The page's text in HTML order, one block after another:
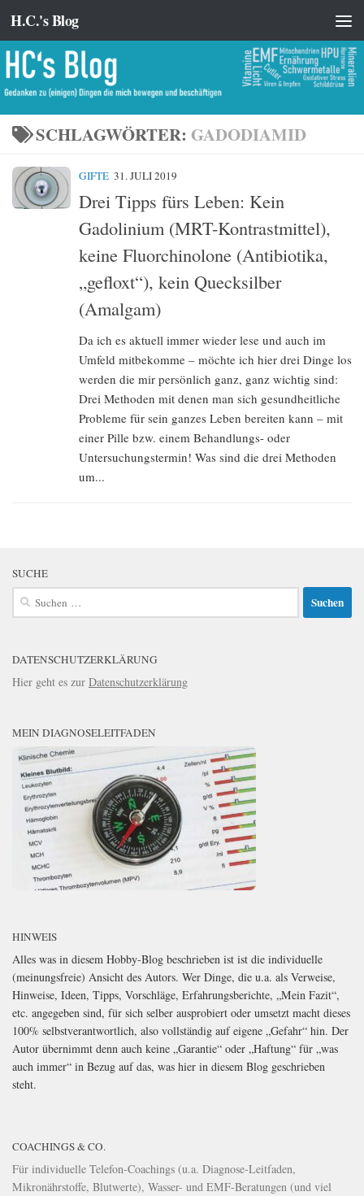
Zum Inhalt springen
H.C.'s Blog
SCHLAGWÖRTER: GADODIAMID
GIFTE 31. JULI 2019
Drei Tipps fürs Leben: Kein
Gadolinium (MRT-Kontrastmittel),
keine Fluorchinolone (Antibiotika,
„gefloxt“), kein Quecksilber
(Amalgam)
Da ich es aktuell immer wieder lese und auch im
Umfeld mitbekomme – möchte ich hier drei Dinge los
werden die mir persönlich ganz, ganz wichtig sind:
Drei Methoden mit denen man sich gesundheitliche
Probleme für sein ganzes Leben bereiten kann – mit
einer Pille bzw. einem Behandlungs- oder
Untersuchungstermin! Was sind die drei Methoden
um...
SUCHE
Suchen
nach:
DATENSCHUTZERKLÄRUNG
Hier geht es zur Datenschutzerklärung
MEIN DIAGNOSELEITFADEN
HINWEIS
Alles was in diesem Hobby-Blog beschrieben ist ist die individuelle
(meinungsfreie) Ansicht des Autors. Wer Dinge, die u.a. als Verweise,
Hinweise, Ideen, Tipps, Vorschläge, Erfahrungsberichte, „Mein Fazit“,
etc. angegeben sind, für sich selber ausprobiert oder umsetzt macht dieses
100% selbstverantwortlich, also vollständig auf eigene „Gefahr“ hin. Der
Autor übernimmt denn auch keine „Garantie“ oder „Haftung“ für „was
auch immer“ in Bezug auf das, was hier in diesem Blog geschrieben
steht.
COACHINGS & CO.
Für individuelle Telefon-Coachings (u.a. Diagnose-Leitfaden,
Mikronährstoffe, Blutwerte), Wasser- und EMF-Beratungen (und viel